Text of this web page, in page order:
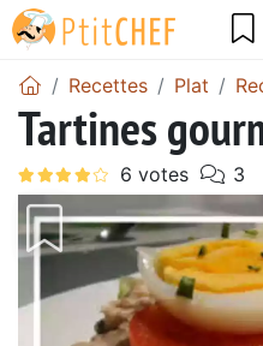
Recettes Plat
Tartines